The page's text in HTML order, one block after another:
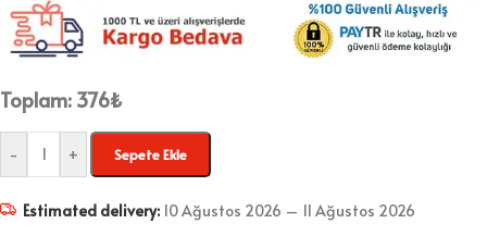
Toplam: 376₺
- + Sepete Ekle
Estimated delivery: 10 Ağustos 2026 – 11 Ağustos 2026